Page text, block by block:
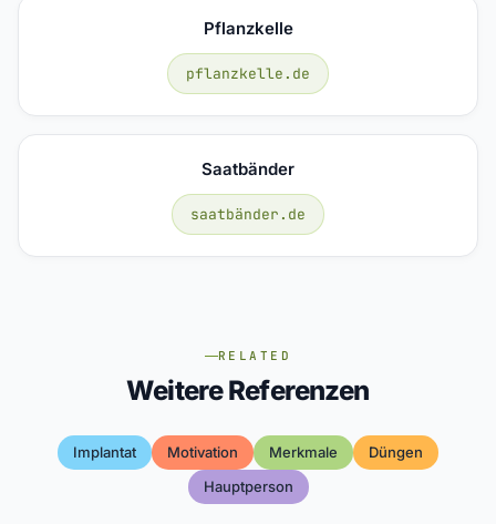
Pflanzkelle
pflanzkelle.de
Saatbänder
saatbänder.de
RELATED
Weitere Referenzen
Implantat Motivation Merkmale
Düngen
Hauptperson